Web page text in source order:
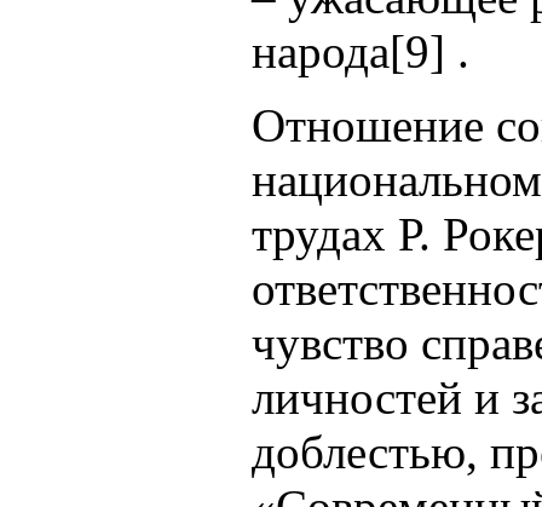
народа[9] .
Отношение
трудах Р.
чувство
личностей и
доблестью,